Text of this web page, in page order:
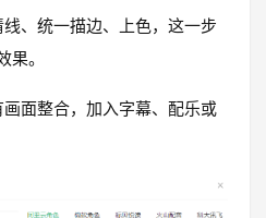
、统一描边、上色，这一步
果。
面整合，加入字幕、配乐或